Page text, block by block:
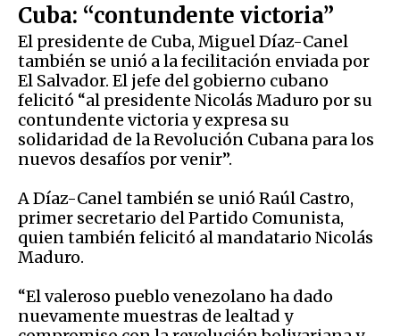
Cuba: “contundente victoria”
El presidente de Cuba, Miguel Díaz-Canel
también se unió a la fecilitación enviada por
El Salvador. El jefe del gobierno cubano
felicitó “al presidente Nicolás Maduro por su
contundente victoria y expresa su
solidaridad de la Revolución Cubana para los
nuevos desafíos por venir”.
A Díaz-Canel también se unió Raúl Castro,
primer secretario del Partido Comunista,
quien también felicitó al mandatario Nicolás
Maduro.
“El valeroso pueblo venezolano ha dado
nuevamente muestras de lealtad y